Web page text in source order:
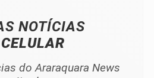
NOTÍCIAS
do Araraquara News